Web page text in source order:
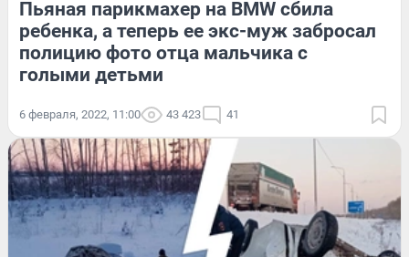
Пьяная парикмахер на BMW сбила
ребенка, а теперь ее экс-муж забросал
полицию фото отца мальчика с
голыми детьми
6 февраля, 2022, 11:00 43 423 41